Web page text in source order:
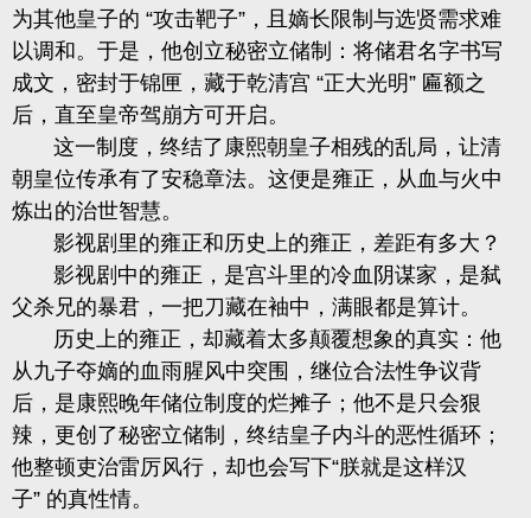
为其他皇子的 “攻击靶子”，且嫡长限制与选贤需求难
以调和。于是，他创立秘密立储制：将储君名字书写
成文，密封于锦匣，藏于乾清宫 “正大光明” 匾额之
后，直至皇帝驾崩方可开启。
这一制度，终结了康熙朝皇子相残的乱局，让清
朝皇位传承有了安稳章法。这便是雍正，从血与火中
炼出的治世智慧。
影视剧里的雍正和历史上的雍正，差距有多大？
影视剧中的雍正，是宫斗里的冷血阴谋家，是弑
父杀兄的暴君，一把刀藏在袖中，满眼都是算计。
历史上的雍正，却藏着太多颠覆想象的真实：他
从九子夺嫡的血雨腥风中突围，继位合法性争议背
后，是康熙晚年储位制度的烂摊子；他不是只会狠
辣，更创了秘密立储制，终结皇子内斗的恶性循环；
他整顿吏治雷厉风行，却也会写下“朕就是这样汉
子” 的真性情。